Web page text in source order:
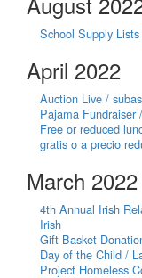
School Supply
April 2022
Auction Live /
Pajama Fundraiser
Free or reduced
gratis o a precio
March 2022
4th Annual Irish
Irish
Gift Basket
Day of the Child /
Project Homeless